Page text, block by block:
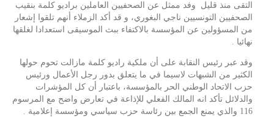
التقى منذ قليل وفد ممثل عن الصحفيين العاملين براديو كلمة بنقيب
الصحفيين التونسيين ناجي البغوري، و قد أكد الزملاء أنهم تلقوا إشعار
من المسؤولين عن المؤسسة بالاكتفاء ببث الموسيقى استعدادا لغلقها
نهائيا .
وقد عبر رئيس النقابة على أن ملكية راديو كلمة مازالت تحوم حولها
الكثير من الشبهات لاسيما في ما يتعلق بدور رجل الأعمال ورئيس
حزب الاتحاد الوطني الحر بالمؤسسة، باعتبار أن كل المؤشرات
والدلائل تأكد انه المالك الفعلي للإذاعة في تعارض واضح مع المرسوم
116 والذي يمنع الجمع بين رئاسة حزب سياسي ومؤسسة إعلامية .